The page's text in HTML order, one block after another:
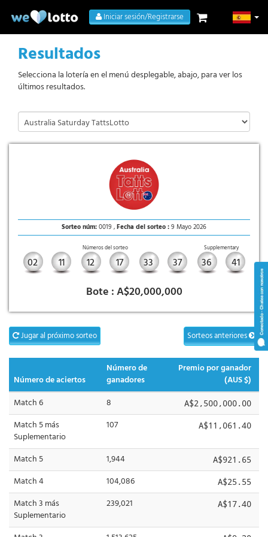
Iniciar sesión/Registrarse
Resultados
Selecciona la lotería en el menú desplegable, abajo, para ver los
últimos resultados.
Sorteo núm:0019 ,Fecha del sorteo :9 Mayo 2026
Números del sorteo Supplementary
02 11 12 17 33 37 36 41
Bote :A$20,000,000
Jugar al próximo sorteo Sorteos anteriores
Número de aciertos
Número de
ganadores
Premio por ganador
(AUS $)
Match 6
8 A$2,500,000.00
Match 5 más
Suplementario
107 A$11,061.40
Match 5 1,944 A$921.65
Match 4 104,086 A$25.55
Match 3 más
Suplementario
239,021 A$17.40